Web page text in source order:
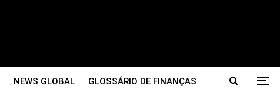
NEWS GLOBAL GLOSSÁRIO DE FINANÇAS